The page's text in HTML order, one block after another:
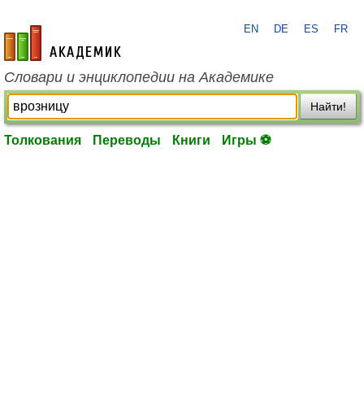
academic.ru
EN DE ES FR
Словари и энциклопедии на Академике
Найти!
Толкования Переводы Книги Игры ⚽